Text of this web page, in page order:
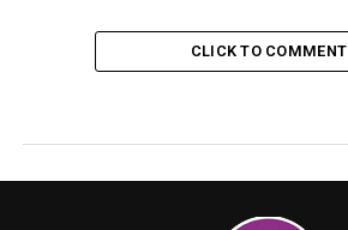
CLICK TO COMMENT